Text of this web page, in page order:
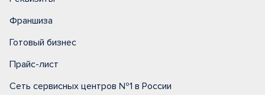
Франшиза
Готовый бизнес
Прайс-лист
Сеть сервисных центров №1 в России